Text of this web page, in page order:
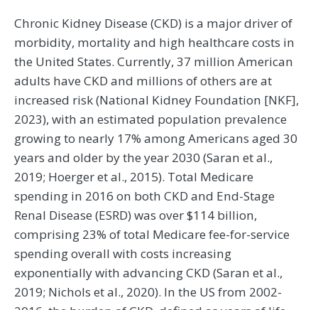
Chronic Kidney Disease (CKD) is a major driver of
morbidity, mortality and high healthcare costs in
the United States. Currently, 37 million American
adults have CKD and millions of others are at
increased risk (National Kidney Foundation [NKF],
2023), with an estimated population prevalence
growing to nearly 17% among Americans aged 30
years and older by the year 2030 (Saran et al.,
2019; Hoerger et al., 2015). Total Medicare
spending in 2016 on both CKD and End-Stage
Renal Disease (ESRD) was over $114 billion,
comprising 23% of total Medicare fee-for-service
spending overall with costs increasing
exponentially with advancing CKD (Saran et al.,
2019; Nichols et al., 2020). In the US from 2002-